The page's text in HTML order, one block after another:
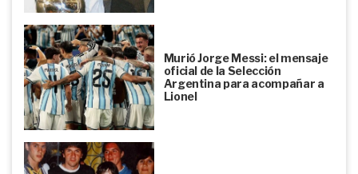
Murió Jorge Messi: el mensaje
oficial de la Selección
Argentina para acompañar a
Lionel